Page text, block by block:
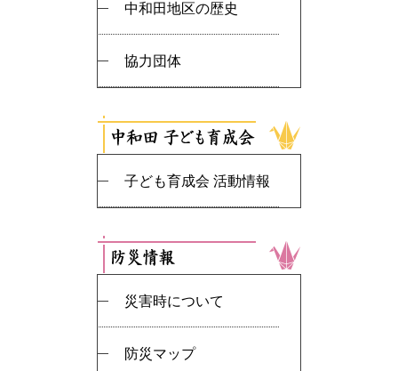
中和田地区の歴史
協力団体
子ども育成会 活動情報
災害時について
防災マップ